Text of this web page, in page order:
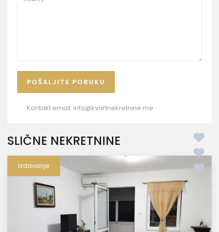
Kontakt email: info@kvartnekretnine.me
SLIČNE NEKRETNINE
Izdavanje